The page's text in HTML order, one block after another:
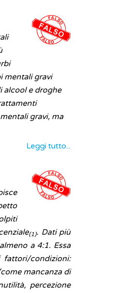
mentali gravi
alcool e droghe
gravi, ma
Leggi tutto...
(1). Dati più
a 4:1. Essa
fattori/condizioni:
mancanza di
percezione